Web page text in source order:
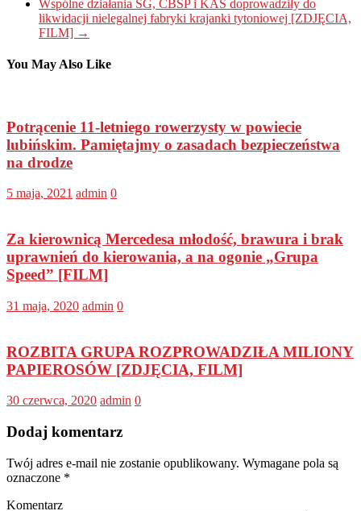
Wspólne działania SG, CBŚP i KAS doprowadziły do
likwidacji nielegalnej fabryki krajanki tytoniowej [ZDJĘCIA,
FILM] →
You May Also Like
Potrącenie 11-letniego rowerzysty w powiecie
lubińskim. Pamiętajmy o zasadach bezpieczeństwa
na drodze
5 maja, 2021 admin 0
Za kierownicą Mercedesa młodość, brawura i brak
uprawnień do kierowania, a na ogonie „Grupa
Speed” [FILM]
31 maja, 2020 admin 0
ROZBITA GRUPA ROZPROWADZIŁA MILIONY
PAPIEROSÓW [ZDJĘCIA, FILM]
30 czerwca, 2020 admin 0
Dodaj komentarz
Twój adres e-mail nie zostanie opublikowany. Wymagane pola są
oznaczone *
Komentarz